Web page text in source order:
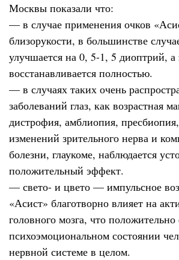
Москвы показали что:
— в случае применения очков
близорукости, в большинстве
улучшается на 0, 5-1, 5 диоптрий, а
восстанавливается полностью.
— в случаях таких очень
заболеваний глаз, как возрастная
дистрофия, амблиопия,
изменений зрительного нерва и
болезни, глаукоме, наблюдается
положительный эффект.
— свето- и цвето — импульсное
«Асист» благотворно влияет на
головного мозга, что положительно
психоэмоциональном состоянии
нервной системе в целом.